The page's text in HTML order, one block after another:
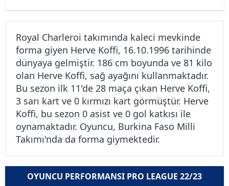
Royal Charleroi takımında kaleci mevkinde
forma giyen Herve Koffi, 16.10.1996 tarihinde
dünyaya gelmiştir. 186 cm boyunda ve 81 kilo
olan Herve Koffi, sağ ayağını kullanmaktadır.
Bu sezon ilk 11'de 28 maça çıkan Herve Koffi,
3 sarı kart ve 0 kırmızı kart görmüştür. Herve
Koffi, bu sezon 0 asist ve 0 gol katkısı ile
oynamaktadır. Oyuncu, Burkina Faso Milli
Takımı'nda da forma giymektedir.
OYUNCU PERFORMANSI PRO LEAGUE 22/23